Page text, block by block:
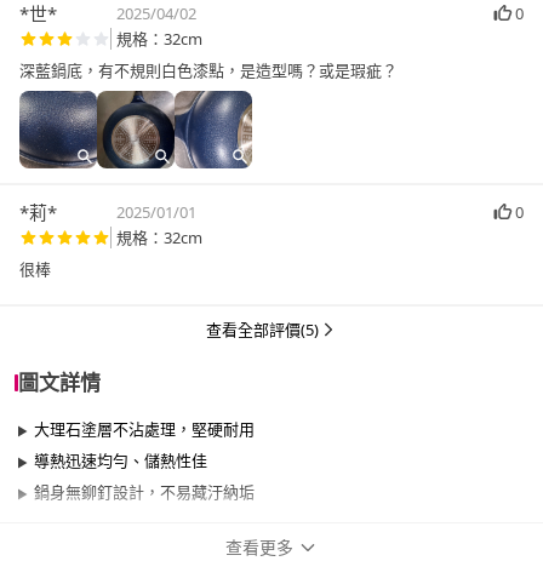
*世* 2025/04/02
0
規格：32cm
深藍鍋底，有不規則白色漆點，是造型嗎？或是瑕疵？
*莉* 2025/01/01
0
規格：32cm
很棒
查看全部評價(5)
圖文詳情
大理石塗層不沾處理，堅硬耐用
導熱迅速均勻、儲熱性佳
鍋身無鉚釘設計，不易藏汙納垢
查看更多